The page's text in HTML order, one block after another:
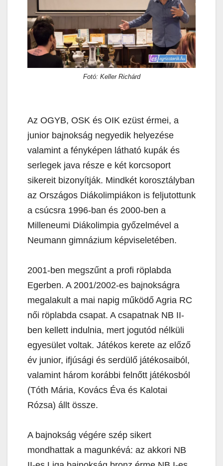
Fotó: Keller Richárd
Az OGYB, OSK és OIK ezüst érmei, a
junior bajnokság negyedik helyezése
valamint a fényképen látható kupák és
serlegek java része e két korcsoport
sikereit bizonyítják. Mindkét korosztályban
az Országos Diákolimpiákon is feljutottunk
a csúcsra 1996-ban és 2000-ben a
Milleneumi Diákolimpia győzelmével a
Neumann gimnázium képviseletében.
2001-ben megszűnt a profi röplabda
Egerben. A 2001/2002-es bajnokságra
megalakult a mai napig működő Agria RC
női röplabda csapat. A csapatnak NB II-
ben kellett indulnia, mert jogutód nélküli
egyesület voltak. Játékos kerete az előző
év junior, ifjúsági és serdülő játékosaiból,
valamint három korábbi felnőtt játékosból
(Tóth Mária, Kovács Éva és Kalotai
Rózsa) állt össze.
A bajnokság végére szép sikert
mondhattak a magunkévá: az akkori NB